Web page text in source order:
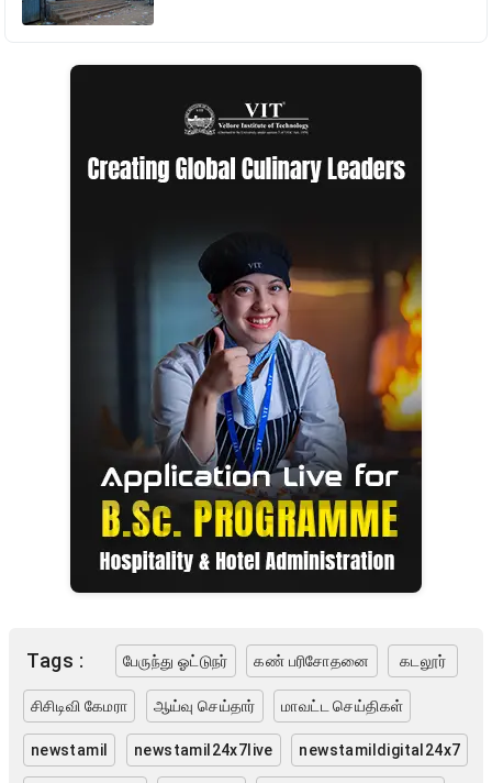
Tags : பேருந்து ஓட்டுநர் கண் பரிசோதனை கடலூர்
சிசிடிவி கேமரா ஆய்வு செய்தார் மாவட்ட செய்திகள்
newstamil newstamil24x7live newstamildigital24x7